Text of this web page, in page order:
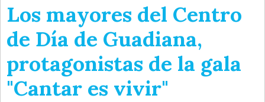
Los mayores del Centro
de Día de Guadiana,
protagonistas de la gala
"Cantar es vivir"